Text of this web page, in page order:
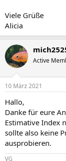
Viele Grüße
Alicia
Active
10 März 2021
Hallo,
Danke für eure
Estimative Index
sollte also keine
ausprobieren.
VG